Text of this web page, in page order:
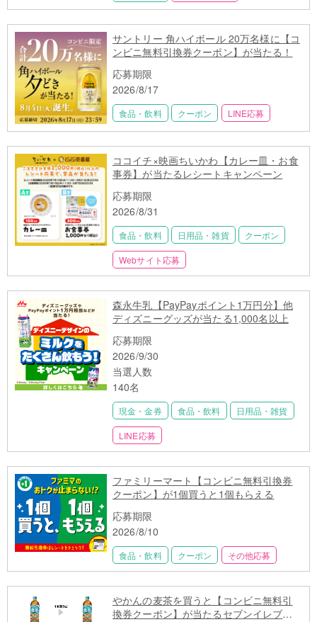
サントリー 角ハイボール 20万名様に【コ
ンビニ無料引換券クーポン】が当たる！
応募期限
2026/8/17
食品・飲料 クーポン LINE応募
ココイチ×映画ちいかわ【カレー皿・お食
事券】が当たるレシートキャンペーン
応募期限
2026/8/31
食品・飲料 日用品・雑貨 クーポン
Webサイト応募
森永牛乳【PayPayポイント1万円分】他
ディズニーグッズが当たる1,000名以上
応募期限
2026/9/30
当選人数
140名
現金・金券 食品・飲料 日用品・雑貨
LINE応募
ファミリーマート【コンビニ無料引換券
クーポン】が1個買うと1個もらえる
応募期限
2026/8/10
食品・飲料 クーポン その他応募
やかんの麦茶を買うと【コンビニ無料引
換券クーポン】が当たるセブンイレブン